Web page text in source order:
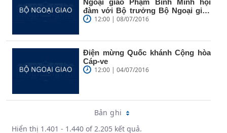
đàm với Bộ trưởng Bộ Ngoại giao
Vương...
12:00 | 08/07/2016
Điện mừng Quốc khánh Cộng hòa
Cáp-ve
12:00 | 04/07/2016
Bản ghi
Hiển thị 1.401 - 1.440 of 2.205 kết quả.